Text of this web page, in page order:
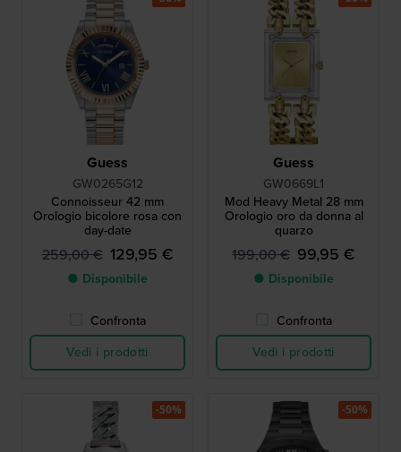
Guess
GW0265G12
Connoisseur 42 mm
Orologio bicolore rosa con
day-date
259,00 € 129,95 €
● Disponibile
Confronta
Vedi i prodotti
Guess
GW0669L1
Mod Heavy Metal 28 mm
Orologio oro da donna al
quarzo
199,00 € 99,95 €
● Disponibile
Confronta
Vedi i prodotti
-50% -50%